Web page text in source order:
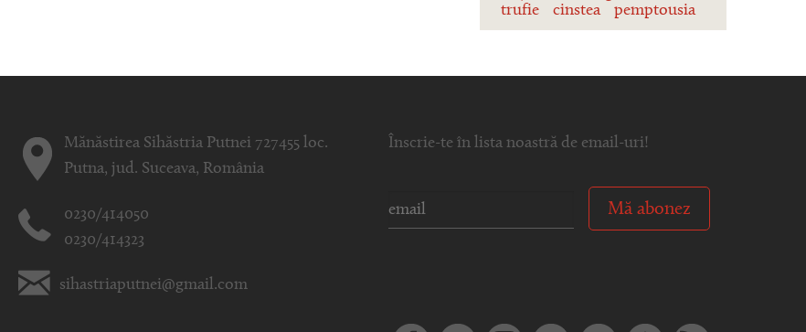
trufie
cinstea pemptousia
Mănăstirea Sihăstria Putnei 727455 loc.
Putna, jud. Suceava, România
0230/414050
0230/414323
sihastriaputnei@gmail.com
Înscrie-te în lista noastră de email-uri!
Mă abonez